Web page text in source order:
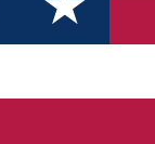
te de cele mai